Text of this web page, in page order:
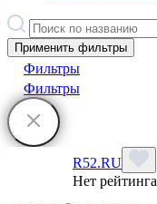
Применить фильтры
Фильтры
Фильтры
R52.RU
Нет рейтинга